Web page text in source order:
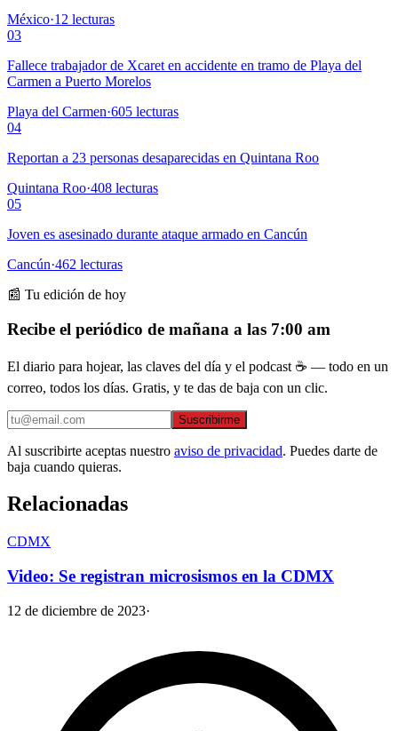
México·12 lecturas
03
Fallece trabajador de Xcaret en accidente en tramo de Playa del
Carmen a Puerto Morelos
Playa del Carmen·605 lecturas
04
Reportan a 23 personas desaparecidas en Quintana Roo
Quintana Roo·408 lecturas
05
Joven es asesinado durante ataque armado en Cancún
Cancún·462 lecturas
📰 Tu edición de hoy
Recibe el periódico de mañana a las 7:00 am
El diario para hojear, las claves del día y el podcast ☕ — todo en un
correo, todos los días. Gratis, y te das de baja con un clic.
Suscribirme
Al suscribirte aceptas nuestro aviso de privacidad. Puedes darte de
baja cuando quieras.
Relacionadas
CDMX
Video: Se registran microsismos en la CDMX
12 de diciembre de 2023·